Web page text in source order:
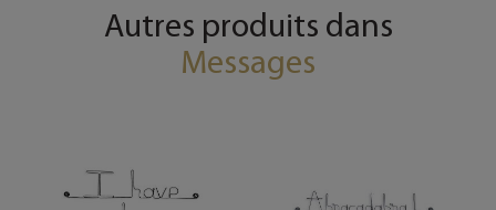
Autres produits dans
Messages